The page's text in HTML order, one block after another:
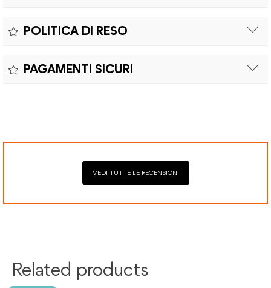
Colore:
conforme alle direttive vigenti. La garanzia copre eventuali
sostituzioni senza costi aggiuntivi.
POLITICA DI RESO
spedizione e oneri doganali a carico del cliente.
PAGAMENTI SICURI
VEDI TUTTE LE RECENSIONI
Related products